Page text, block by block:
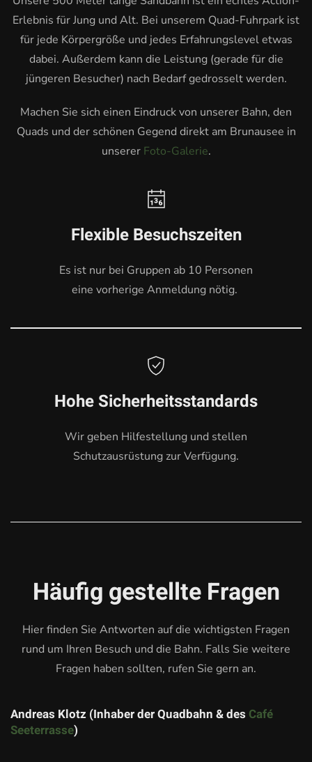
Erlebnis für Jung und Alt. Bei unserem Quad-Fuhrpark ist
für jede Körpergröße und jedes Erfahrungslevel etwas
dabei. Außerdem kann die Leistung (gerade für die
jüngeren Besucher) nach Bedarf gedrosselt werden.
Machen Sie sich einen Eindruck von unserer Bahn, den
Quads und der schönen Gegend direkt am Brunausee in
unserer Foto-Galerie.
Flexible Besuchszeiten
Es ist nur bei Gruppen ab 10 Personen
eine vorherige Anmeldung nötig.
Hohe Sicherheitsstandards
Wir geben Hilfestellung und stellen
Schutzausrüstung zur Verfügung.
Häufig gestellte Fragen
Hier finden Sie Antworten auf die wichtigsten Fragen
rund um Ihren Besuch und die Bahn. Falls Sie weitere
Fragen haben sollten, rufen Sie gern an.
Andreas Klotz (Inhaber der Quadbahn & des Café
Seeterrasse)